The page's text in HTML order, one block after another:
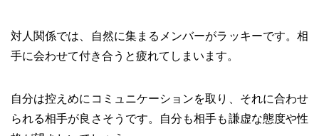
対人関係では、自然に集まるメンバーがラッキーです。相
手に会わせて付き合うと疲れてしまいます。
自分は控えめにコミュニケーションを取り、それに合わせ
られる相手が良さそうです。自分も相手も謙虚な態度や性